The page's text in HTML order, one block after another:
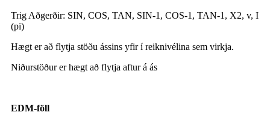
Trig Aðgerðir: SIN, COS, TAN, SIN-1, COS-1, TAN-1, X2, v, I
(pi)
Hægt er að flytja stöðu ássins yfir í reiknivélina sem virkja.
Niðurstöður er hægt að flytja aftur á ás
EDM-föll